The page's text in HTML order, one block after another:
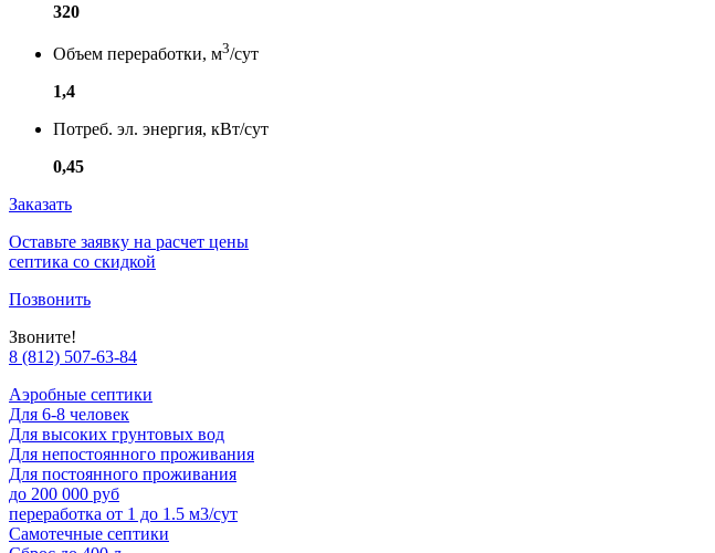
320
Объем переработки, м3/сут
1,4
Потреб. эл. энергия, кВт/сут
0,45
Заказать
Оставьте заявку на расчет цены
септика со скидкой
Позвонить
Звоните!
8 (812) 507-63-84
Аэробные септики
Для 6-8 человек
Для высоких грунтовых вод
Для непостоянного проживания
Для постоянного проживания
до 200 000 руб
переработка от 1 до 1.5 м3/сут
Самотечные септики